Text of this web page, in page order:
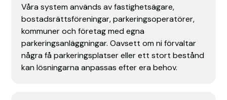
Våra system används av fastighetsägare,
bostadsrättsföreningar, parkeringsoperatörer,
kommuner och företag med egna
parkeringsanläggningar. Oavsett om ni förvaltar
några få parkeringsplatser eller ett stort bestånd
kan lösningarna anpassas efter era behov.